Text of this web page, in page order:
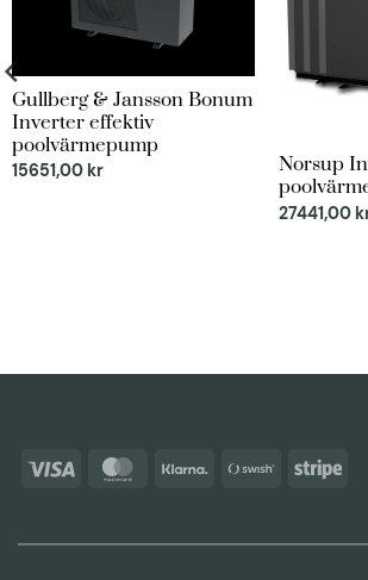
Gullberg & Jansson Bonum
Inverter effektiv
poolvärmepump
15651,00 kr
Norsup
27441,00
Visa MasterCardKlarna Swish